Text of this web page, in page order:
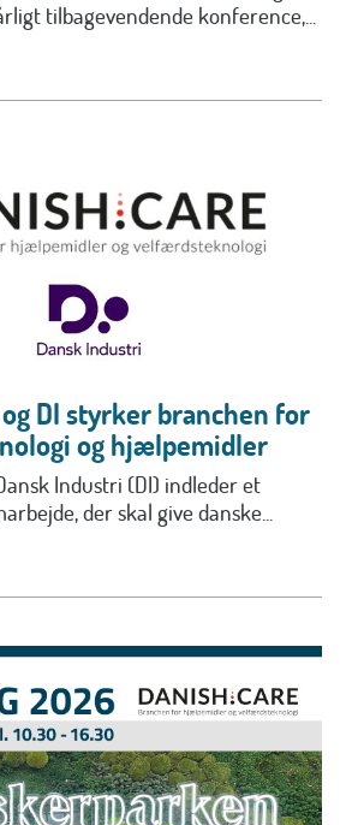
tilbagevendende konference,...
DI styrker branchen for
og hjælpemidler
Industri (DI) indleder et
der skal give danske...